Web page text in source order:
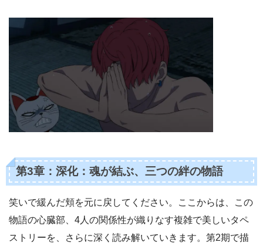
第3章：深化：魂が結ぶ、三つの絆の物語
笑いで緩んだ頬を元に戻してください。ここからは、この
物語の心臓部、4人の関係性が織りなす複雑で美しいタペ
ストリーを、さらに深く読み解いていきます。第2期で描